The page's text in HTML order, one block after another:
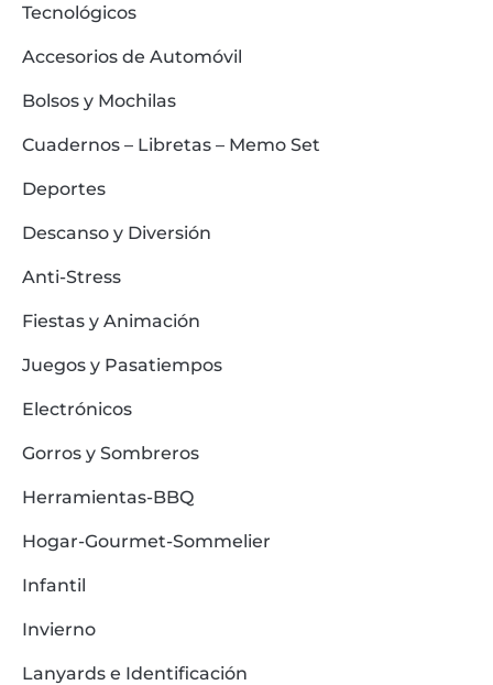
Tecnológicos
Accesorios de Automóvil
Bolsos y Mochilas
Cuadernos – Libretas – Memo Set
Deportes
Descanso y Diversión
Anti-Stress
Fiestas y Animación
Juegos y Pasatiempos
Electrónicos
Gorros y Sombreros
Herramientas-BBQ
Hogar-Gourmet-Sommelier
Infantil
Invierno
Lanyards e Identificación